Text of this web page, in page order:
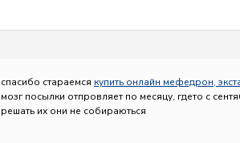
спасибо стараемся купить онлайн мефедрон,
мозг посылки отпровляет по месяцу, гдето с
решать их они не собираються